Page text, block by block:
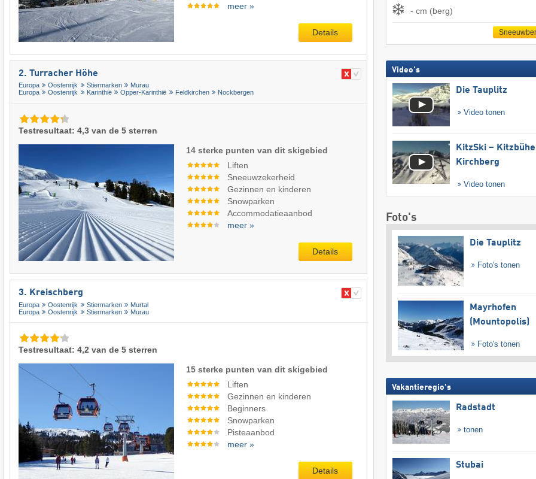
meer »
Details
2. Turracher Höhe
Europa Oostenrijk Stiermarken
Murau
Europa
Oostenrijk Karinthië Opper-Karinthië Feldkirchen Nockbergen
Testresultaat: 4,3 van de 5 sterren
14 sterke punten van dit skigebied
Liften
Sneeuwzekerheid
Gezinnen en kinderen
Snowparken
Accommodatieaanbod
meer »
Details
3. Kreischberg
Europa Oostenrijk Stiermarken
Murtal
Europa
Oostenrijk Stiermarken Murau
Testresultaat: 4,2 van de 5 sterren
15 sterke punten van dit skigebied
Liften
Gezinnen en kinderen
Beginners
Snowparken
Pisteaanbod
meer »
Details
- cm (berg)
Video's
Die Tauplitz
Video tonen
KitzSki –
Kirchberg
Video tonen
Foto's
Die Tauplitz
Foto's tonen
Mayrhofen
(Mountopolis)
Foto's tonen
Vakantieregio's
Radstadt
tonen
Stubai